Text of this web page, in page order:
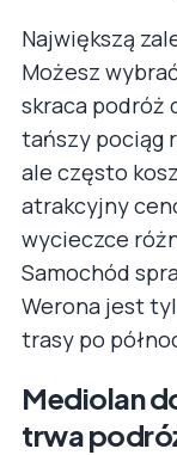
Największą
Możesz
skraca podróż
tańszy pociąg
ale często
atrakcyjny
wycieczce
Samochód
Werona jest
trasy po
Mediolan
trwa